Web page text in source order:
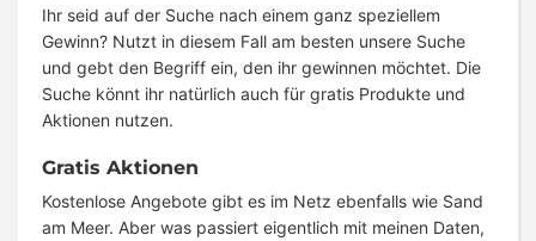
Ihr seid auf der Suche nach einem ganz speziellem
Gewinn? Nutzt in diesem Fall am besten unsere Suche
und gebt den Begriff ein, den ihr gewinnen möchtet. Die
Suche könnt ihr natürlich auch für gratis Produkte und
Aktionen nutzen.
Gratis Aktionen
Kostenlose Angebote gibt es im Netz ebenfalls wie Sand
am Meer. Aber was passiert eigentlich mit meinen Daten,